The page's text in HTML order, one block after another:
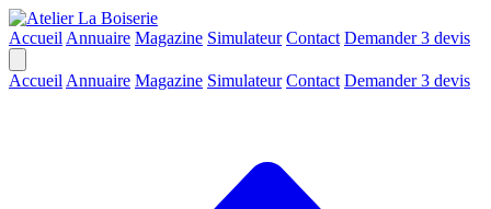
Accueil Annuaire Magazine Simulateur Contact Demander 3 devis
Accueil Annuaire Magazine Simulateur Contact Demander 3 devis